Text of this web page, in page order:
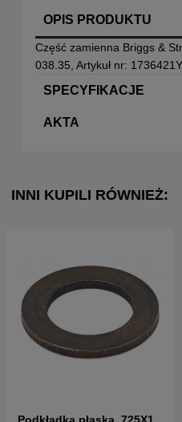
OPIS PRODUKTU
Część zamienna Briggs &
038.35, Artykuł nr:
SPECYFIKACJE
AKTA
INNI KUPILI RÓWNIEŻ: